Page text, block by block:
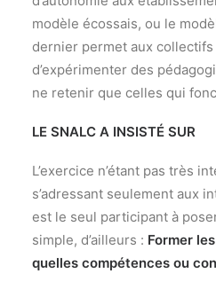
modèle écossais, ou le
dernier permet aux
d’expérimenter des
ne retenir que celles qui
LE SNALC A INSISTÉ SUR
L’exercice n’étant pas très
s’adressant seulement aux
est le seul participant à
simple, d’ailleurs : Former
quelles compétences ou